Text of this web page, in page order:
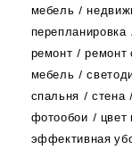
мебель
перепланировка
ремонт
ремонт
мебель
спальня
стена
фотообои
цвет
эффективная